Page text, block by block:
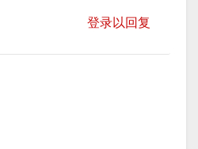
登录以回复